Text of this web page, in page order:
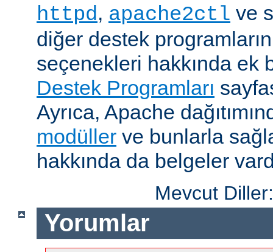
httpd, apache2ctl ve
diğer destek
seçenekleri hakkında ek
Destek Programları
Ayrıca, Apache
modüller ve bunlarla
hakkında da belgeler
Mevcut
Yorumlar